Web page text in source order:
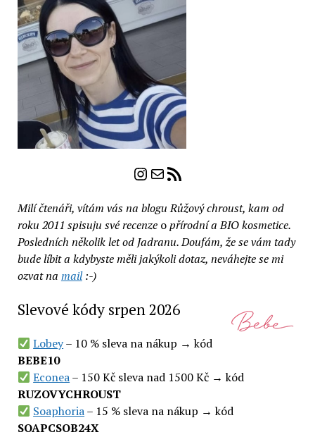
Instagram
E-mail
RSS zdroj
Milí čtenáři, vítám vás na blogu Růžový chroust, kam od
roku 2011 spisuju své recenze opřírodní a BIO kosmetice.
Posledních několik let od Jadranu. Doufám, že se vám tady
bude líbit a kdybyste měli jakýkoli dotaz, neváhejte se mi
ozvat na mail:-)
Slevové kódy srpen 2026
Lobey– 10 % sleva na nákup → kód
BEBE10
Econea– 150 Kč sleva nad 1500 Kč → kód
RUZOVYCHROUST
Soaphoria– 15 % sleva na nákup → kód
SOAPCSOB24X